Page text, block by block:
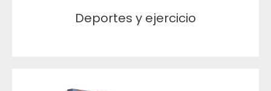
Deportes y ejercicio